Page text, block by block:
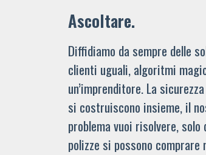
Ascoltare.
Diffidiamo da sempre delle
clienti uguali, algoritmi
un’imprenditore. La
si costruiscono insieme, il
problema vuoi risolvere,
polizze si possono